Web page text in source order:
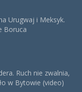
Urugwaj i Meksyk.
Boruca
Ruch nie zwalnia,
w Bytowie (video)